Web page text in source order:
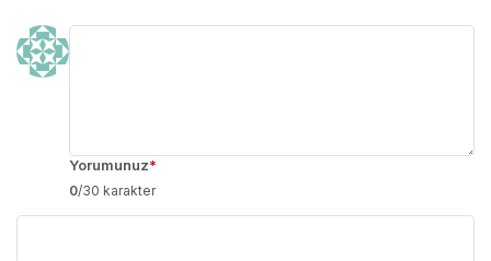
Yorumunuz*
0/30 karakter